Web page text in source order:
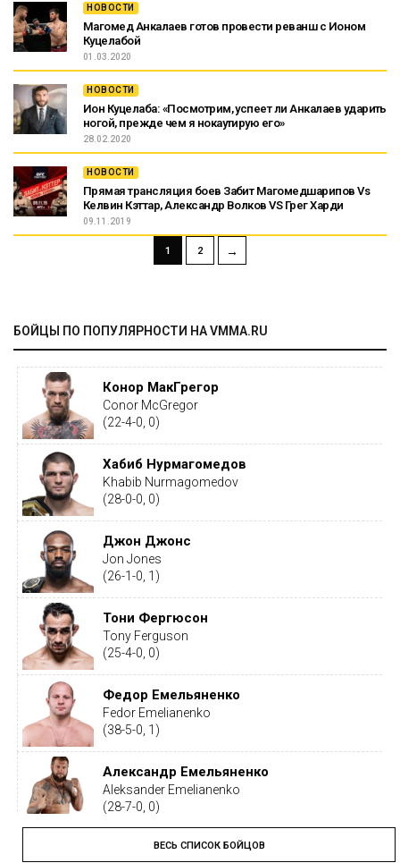
НОВОСТИ
Магомед Анкалаев готов провести реванш с Ионом
Куцелабой
01.03.2020
НОВОСТИ
Ион Куцелаба: «Посмотрим, успеет ли Анкалаев ударить
ногой, прежде чем я нокаутирую его»
28.02.2020
НОВОСТИ
Прямая трансляция боев Забит Магомедшарипов Vs
Келвин Кэттар, Александр Волков VS Грег Харди
09.11.2019
1 2 →
БОЙЦЫ ПО ПОПУЛЯРНОСТИ НА VMMA.RU
Конор МакГрегор
Conor McGregor
(22-4-0, 0)
Хабиб Нурмагомедов
Khabib Nurmagomedov
(28-0-0, 0)
Джон Джонс
Jon Jones
(26-1-0, 1)
Тони Фергюсон
Tony Ferguson
(25-4-0, 0)
Федор Емельяненко
Fedor Emelianenko
(38-5-0, 1)
Александр Емельяненко
Aleksander Emelianenko
(28-7-0, 0)
Тайрон ВудлиВЕСЬ СПИСОК БОЙЦОВ